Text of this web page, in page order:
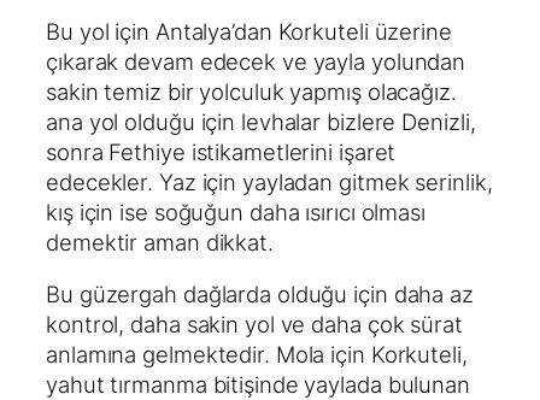
Bu yol için Antalya’dan Korkuteli üzerine
çıkarak devam edecek ve yayla yolundan
sakin temiz bir yolculuk yapmış olacağız.
ana yol olduğu için levhalar bizlere Denizli,
sonra Fethiye istikametlerini işaret
edecekler. Yaz için yayladan gitmek serinlik,
kış için ise soğuğun daha ısırıcı olması
demektir aman dikkat.
Bu güzergah dağlarda olduğu için daha az
kontrol, daha sakin yol ve daha çok sürat
anlamına gelmektedir. Mola için Korkuteli,
yahut tırmanma bitişinde yaylada bulunan